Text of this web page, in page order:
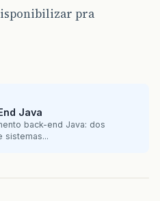
pra
Java
back-end Java: dos
sistemas...